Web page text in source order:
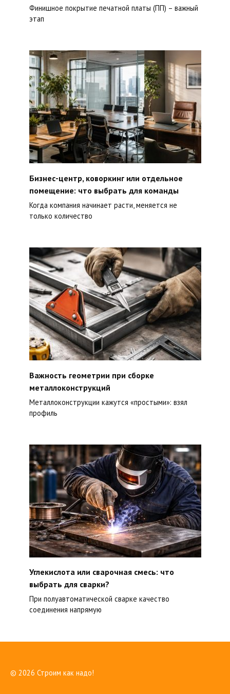
Финишное покрытие печатной платы (ПП) – важный
этап
Бизнес-центр, коворкинг или отдельное
помещение: что выбрать для команды
Когда компания начинает расти, меняется не
только количество
Важность геометрии при сборке
металлоконструкций
Металлоконструкции кажутся «простыми»: взял
профиль
Углекислота или сварочная смесь: что
выбрать для сварки?
При полуавтоматической сварке качество
соединения напрямую
© 2026 Строим как надо!